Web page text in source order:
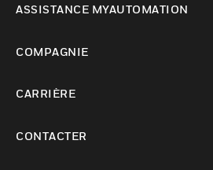
ASSISTANCE MYAUTOMATION
COMPAGNIE
CARRIÈRE
CONTACTER